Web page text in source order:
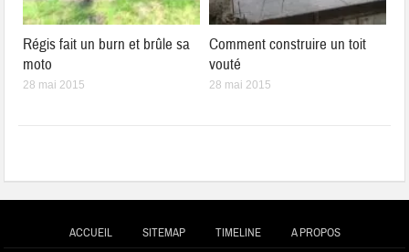
Régis fait un burn et brûle sa
moto
28 mai 2015
Comment construire un toit
vouté
28 mai 2015
ACCUEIL SITEMAP TIMELINE A PROPOS